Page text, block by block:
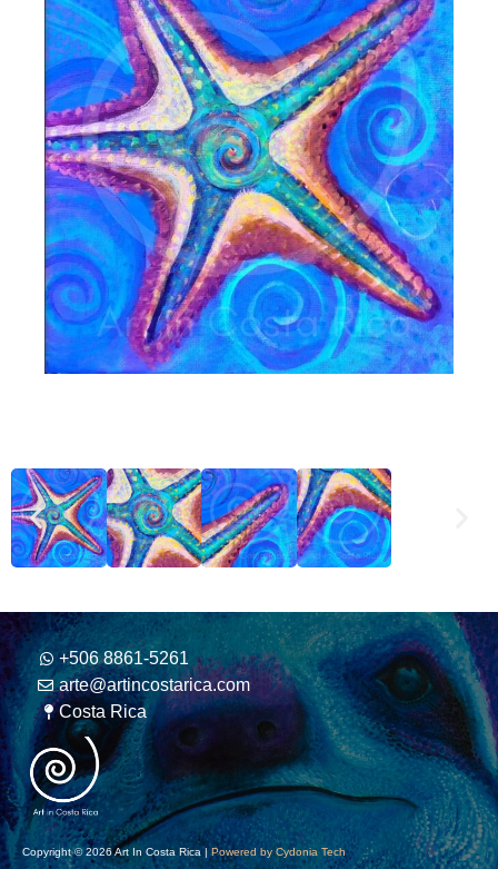
+506 8861-5261
arte@artincostarica.com
Costa Rica
Copyright © 2026 Art In Costa Rica | Powered by Cydonia Tech